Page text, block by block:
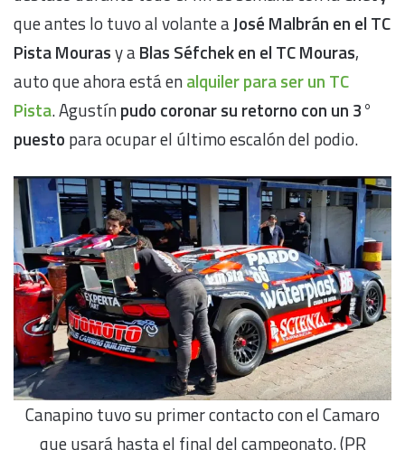
que antes lo tuvo al volante aJosé Malbrán en el TC
Pista Mourasy aBlas Séfchek en el TC Mouras,
auto que ahora está enalquiler para ser un TC
Pista. Agustínpudo coronar su retorno con un 3°
puesto para ocupar el último escalón del podio.
Canapino tuvo su primer contacto con el Camaro
que usará hasta el final del campeonato. (PR